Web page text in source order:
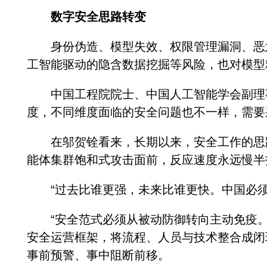
数字安全思路转变
身份伪造、模型失效、权限管理漏洞、恶
工智能驱动的隐含数据挖掘等风险，也对模
中国工程院院士、中国人工智能学会副理
度，不同维度面临的安全问题也不一样，需
在邬贺铨看来，长期以来，安全工作的思
能体集群饱和式攻击面前，反应速度永远慢
“过去比谁更强，未来比谁更快。中国必
“安全范式必须从被动防御转向主动免疫。
安全运营框架，将流程、人员与技术整合成
事前预警、事中阻断前移。